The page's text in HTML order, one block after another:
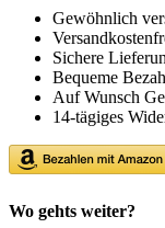
Gewöhnlich
Sichere
Bequeme
Auf Wunsch
14-tägiges
Wo gehts weiter?